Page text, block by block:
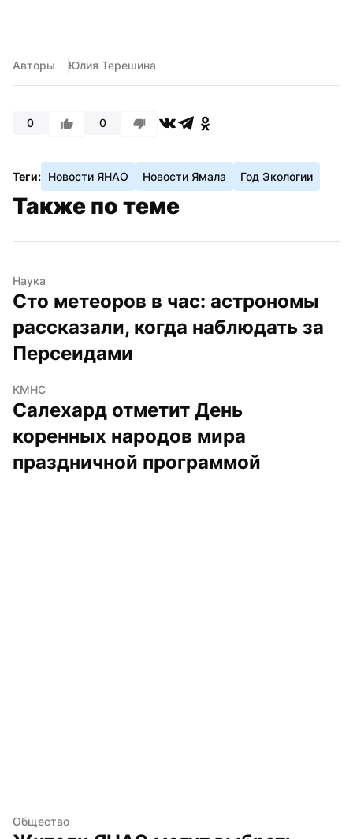
Авторы Юлия Терешина
0 0
Теги: Новости ЯНАО Новости Ямала Год Экологии
Также по теме
Наука
Сто метеоров в час: астрономы
рассказали, когда наблюдать за
Персеидами
КМНС
Салехард отметит День
коренных народов мира
праздничной программой
Общество